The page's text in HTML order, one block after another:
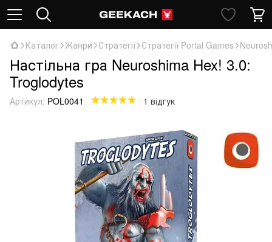
Каталог Жанри Стратегії Стратегії Portal Games
Настільна гра Neuroshima Hex! 3.0:
Troglodytes
Артикул: POL0041 1 відгук